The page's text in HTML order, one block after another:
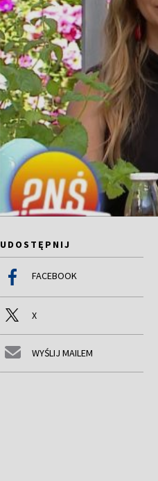
UDOSTĘPNIJ
FACEBOOK
X
WYŚLIJ MAILEM